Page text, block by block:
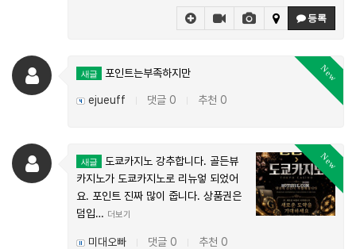
등록
New
새글 포인트는부족하지만
ejueuff 댓글 0 추천 0
New
새글
도쿄카지노 강추합니다. 골든뷰
카지노가 도쿄카지노로 리뉴엏 되었어
요. 포인트 진짜 많이 줍니다. 상품권은
덤입… 더보기
미대오빠 댓글 0 추천 0